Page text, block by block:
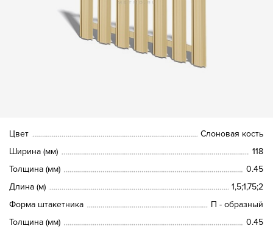
Цвет
Слоновая кость
Ширина (мм)
118
Толщина (мм)
0.45
Длина (м)
1,5;1,75;2
Форма штакетника
П - образный
Толщина (мм)
0.45